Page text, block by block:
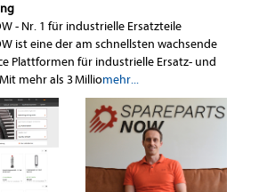
- Nr. 1 für industrielle Ersatzteile
ist eine der am schnellsten wachsende
Plattformen für industrielle Ersatz- und
mehr als 3 Milliomehr...